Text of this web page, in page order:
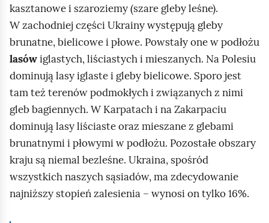
kasztanowe i szaroziemy (szare gleby leśne).
W zachodniej części Ukrainy występują gleby
brunatne, bielicowe i płowe. Powstały one w podłożu
lasówiglastych, liściastych i mieszanych. Na Polesiu
dominują lasy iglaste i gleby bielicowe. Sporo jest
tam też terenów podmokłych i związanych z nimi
gleb bagiennych. W Karpatach i na Zakarpaciu
dominują lasy liściaste oraz mieszane z glebami
brunatnymi i płowymi w podłożu. Pozostałe obszary
kraju są niemal bezleśne. Ukraina, spośród
wszystkich naszych sąsiadów, ma zdecydowanie
najniższy stopień zalesienia – wynosi on tylko 16%.